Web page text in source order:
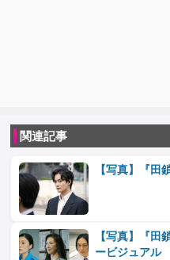
関連記事
【写真】『田
【写真】『田
ービジュアル